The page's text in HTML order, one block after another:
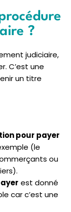
?
judiciaire,
C’est une
un titre
pour payer
(le
ou
est donné
car c’est une